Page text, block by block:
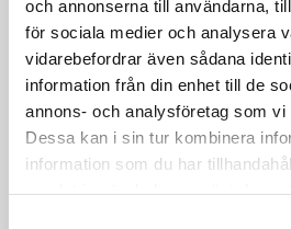
och annonserna till användarna,
för sociala medier och analysera
vidarebefordrar även sådana
information från din enhet till de
annons- och analysföretag som vi
Dessa kan i sin tur kombinera
information som du har
Nyheter